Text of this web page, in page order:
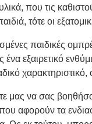
που τις
τότε οι
παιδικές
ένα εξαιρετικό
μας να σας
αφορούν τα